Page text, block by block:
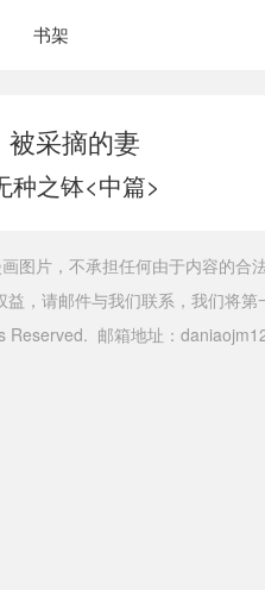
书架
被采摘的妻
种之钵<中篇>
图片，不承担任何由于内容的合
，请邮件与我们联系，我们将第
邮箱地址：